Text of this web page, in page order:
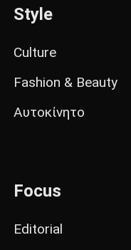
Style
Culture
Fashion & Beauty
Αυτοκίνητο
Focus
Editorial